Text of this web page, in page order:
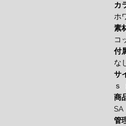
カ
ホ
素
コ
付
な
サ
ｓ
商
SA
管